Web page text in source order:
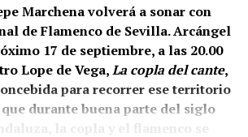
Marchena volverá a sonar con
de Flamenco de Sevilla. Arcángel
17 de septiembre, a las 20.00
Lope de Vega,La copla del cante,
para recorrer ese territorio
durante buena parte del siglo
la copla y el flamenco se